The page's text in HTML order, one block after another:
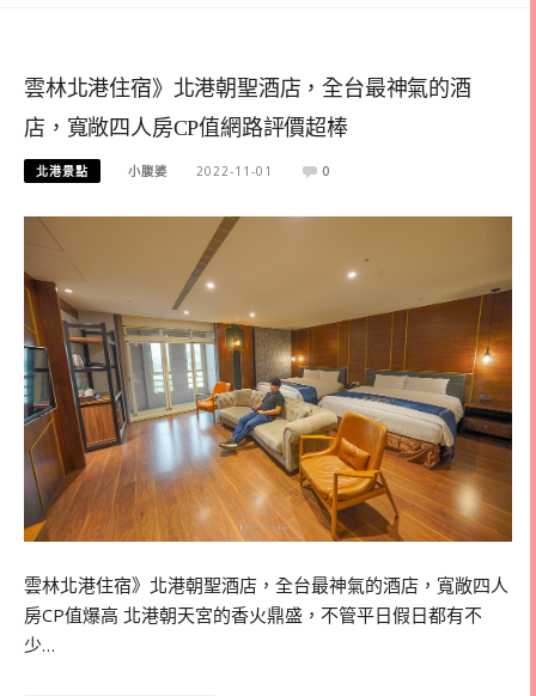
雲林北港住宿》北港朝聖酒店，全台最神氣的酒
店，寬敞四人房CP值網路評價超棒
北港景點 小腹婆 2022-11-01 0
雲林北港住宿》北港朝聖酒店，全台最神氣的酒店，寬敞四人
房CP值爆高 北港朝天宮的香火鼎盛，不管平日假日都有不
少…